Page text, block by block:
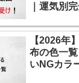
｜運気別
【2026年
布の色一
いNGカラ